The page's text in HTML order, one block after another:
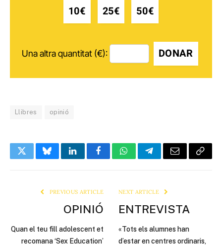
10€ 25€ 50€
Una altra quantitat (€): DONAR
Llibres opinió
TwitterBlueskyLinkedInFacebookWhatsAppTelegramEmail Copy
PREVIOUS ARTICLE
OPINIÓ
Quan el teu fill adolescent et
recomana ‘Sex Education’
NEXT ARTICLE
ENTREVISTA
«Tots els alumnes han
d’estar en centres ordinaris,